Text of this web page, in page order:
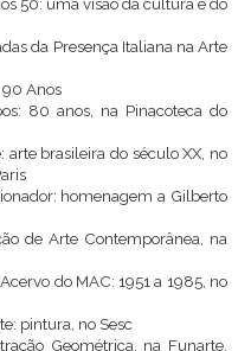
da Presença Italiana na Arte
90 Anos
80 anos, na Pinacoteca do
arte brasileira do século XX, no
homenagem a Gilberto
de Arte Contemporânea, na
do MAC: 1951 a 1985, no
pintura, no Sesc
Geométrica, na Funarte.